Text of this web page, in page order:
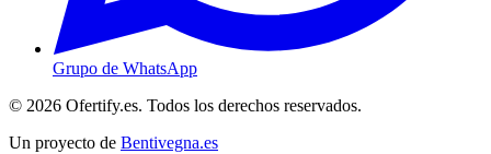
Grupo de WhatsApp
© 2026 Ofertify.es. Todos los derechos reservados.
Un proyecto de Bentivegna.es